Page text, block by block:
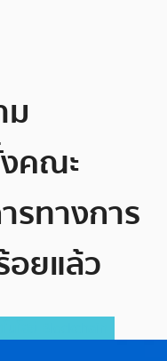
ม
คณะ
รทางการ
อยแล้ว